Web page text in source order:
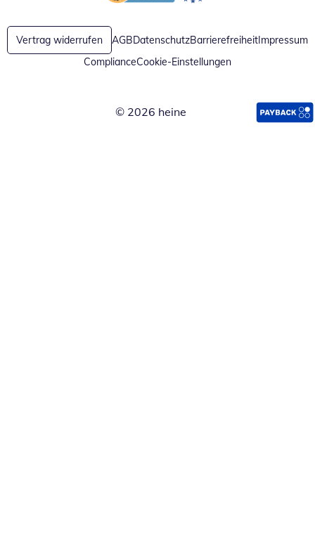
Öffnet in neuem FensterÖffnet in neuem Fenster
Vertrag widerrufen AGBDatenschutzBarrierefreiheitImpressum
ComplianceCookie-Einstellungen
© 2026 heine